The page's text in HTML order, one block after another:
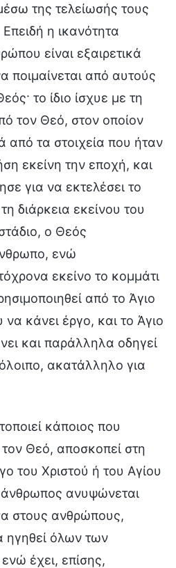
της τελείωσής τους
η ικανότητα
είναι εξαιρετικά
ποιμαίνεται από αυτούς
το ίδιο ίσχυε με τη
τον Θεό, στον οποίον
από τα στοιχεία που ήταν
εκείνη την εποχή, και
για να εκτελέσει το
διάρκεια εκείνου του
ο Θεός
ενώ
εκείνο το κομμάτι
από το Άγιο
κάνει έργο, και το Άγιο
και παράλληλα οδηγεί
ακατάλληλο για
κάποιος που
τον Θεό, αποσκοπεί στη
του Χριστού ή του Αγίου
ανυψώνεται
στους ανθρώπους,
ηγηθεί όλων των
έχει, επίσης,